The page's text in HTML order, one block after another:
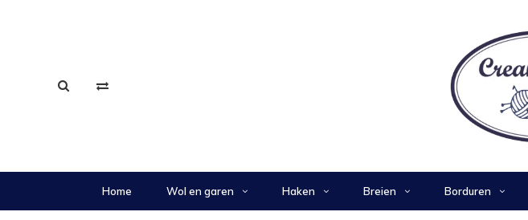
Home Wol en garen Haken Breien Borduren